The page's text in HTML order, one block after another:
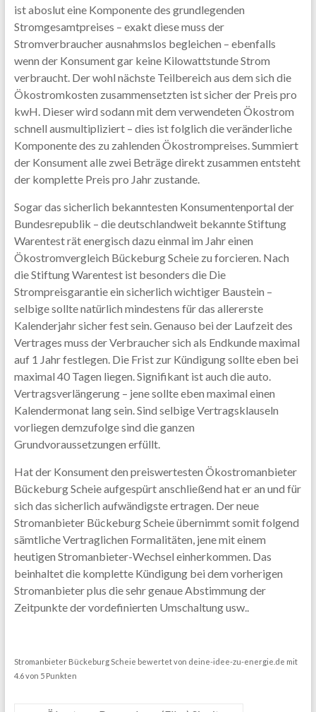
ist aboslut eine Komponente des grundlegenden
Stromgesamtpreises – exakt diese muss der
Stromverbraucher ausnahmslos begleichen – ebenfalls
wenn der Konsument gar keine Kilowattstunde Strom
verbraucht. Der wohl nächste Teilbereich aus dem sich die
Ökostromkosten zusammensetzten ist sicher der Preis pro
kwH. Dieser wird sodann mit dem verwendeten Ökostrom
schnell ausmultipliziert – dies ist folglich die veränderliche
Komponente des zu zahlenden Ökostrompreises. Summiert
der Konsument alle zwei Beträge direkt zusammen entsteht
der komplette Preis pro Jahr zustande.
Sogar das sicherlich bekanntesten Konsumentenportal der
Bundesrepublik – die deutschlandweit bekannte Stiftung
Warentest rät energisch dazu einmal im Jahr einen
Ökostromvergleich Bückeburg Scheie zu forcieren. Nach
die Stiftung Warentest ist besonders die Die
Strompreisgarantie ein sicherlich wichtiger Baustein –
selbige sollte natürlich mindestens für das allererste
Kalenderjahr sicher fest sein. Genauso bei der Laufzeit des
Vertrages muss der Verbraucher sich als Endkunde maximal
auf 1 Jahr festlegen. Die Frist zur Kündigung sollte eben bei
maximal 40 Tagen liegen. Signifikant ist auch die auto.
Vertragsverlängerung – jene sollte eben maximal einen
Kalendermonat lang sein. Sind selbige Vertragsklauseln
vorliegen demzufolge sind die ganzen
Grundvoraussetzungen erfüllt.
Hat der Konsument den preiswertesten Ökostromanbieter
Bückeburg Scheie aufgespürt anschließend hat er an und für
sich das sicherlich aufwändigste ertragen. Der neue
Stromanbieter Bückeburg Scheie übernimmt somit folgend
sämtliche Vertraglichen Formalitäten, jene mit einem
heutigen Stromanbieter-Wechsel einherkommen. Das
beinhaltet die komplette Kündigung bei dem vorherigen
Stromanbieter plus die sehr genaue Abstimmung der
Zeitpunkte der vordefinierten Umschaltung usw..
Stromanbieter Bückeburg Scheie bewertet von deine-idee-zu-energie.de mit
4.6von 5 Punkten